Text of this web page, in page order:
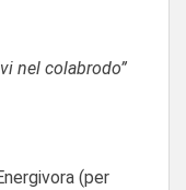
nel colabrodo”
(per